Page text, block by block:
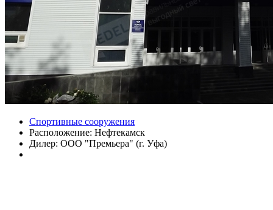
Спортивные сооружения
Расположение: Нефтекамск
Дилер: OOO "Премьера" (г. Уфа)